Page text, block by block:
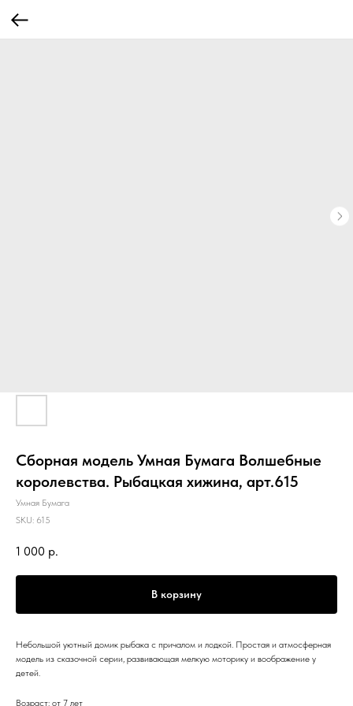
Сборная модель Умная Бумага Волшебные
королевства. Рыбацкая хижина, арт.615
Умная Бумага
SKU: 615
1 000 р.
В корзину
Небольшой уютный домик рыбака с причалом и лодкой. Простая и атмосферная
модель из сказочной серии, развивающая мелкую моторику и воображение у
детей.
Возраст: от 7 лет